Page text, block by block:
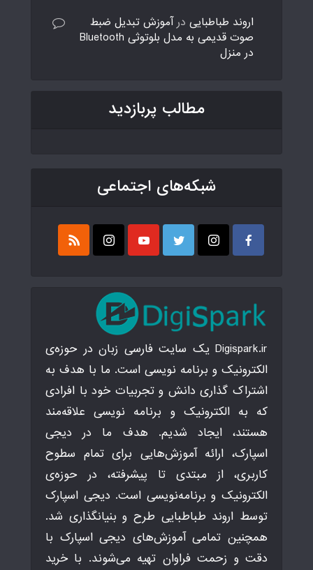
اروند طباطبایی درآموزش تبدیل ضبط
صوت قدیمی به مدل بلوتوثی Bluetooth
در منزل
مطالب پربازدید
شبکه‌های اجتماعی
Digispark.ir یک سایت فارسی زبان در حوزه‌ی
الکترونیک و برنامه نویسی است. ما با هدف به
اشتراک گذاری دانش و تجربیات خود با افرادی
که به الکترونیک و برنامه نویسی علاقه‌مند
هستند، ایجاد شدیم. هدف ما در دیجی
اسپارک، ارائه آموزش‌هایی برای تمام سطوح
کاربری، از مبتدی تا پیشرفته، در حوزه‌ی
الکترونیک و برنامه‌نویسی است. دیجی اسپارک
توسط اروند طباطبایی طرح و بنیانگذاری شد.
همچنین تمامی آموزش‌های دیجی اسپارک با
دقت و زحمت فراوان تهیه می‌شوند. با خرید